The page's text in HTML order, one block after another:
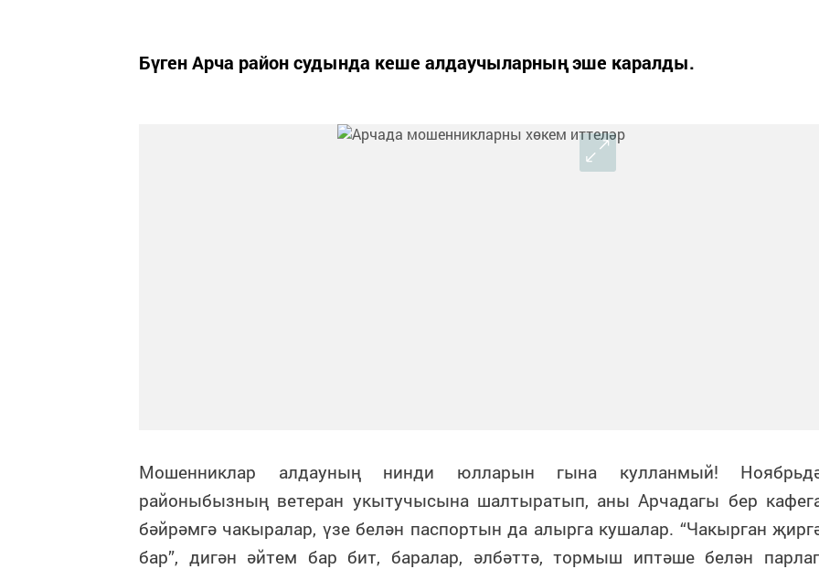
Бүген Арча район судында кеше алдаучыларның эше каралды.
Мошенниклар алдауның нинди юлларын гына кулланмый!
районыбызның ветеран укытучысына шалтыратып, аны Арчадагы бер
бәйрәмгә чакыралар, үзе белән паспортын да алырга кушалар. “Чакырган
бар”, дигән әйтем бар бит, баралар, әлбәттә, тормыш иптәше белән